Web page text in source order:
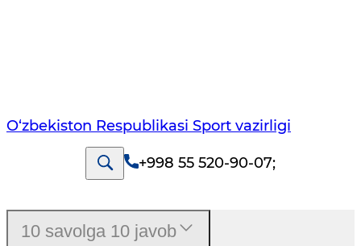
O‘zbekiston Respublikasi Sport vazirligi
+998 55 520-90-07;
10 savolga 10 javob